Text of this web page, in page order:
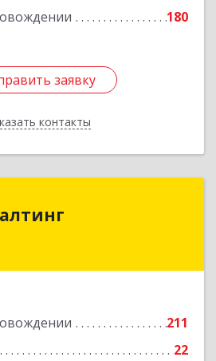
180
заявку
контакты
заявку
Назад
211
22
обл, Орловский р-н, Орел г,